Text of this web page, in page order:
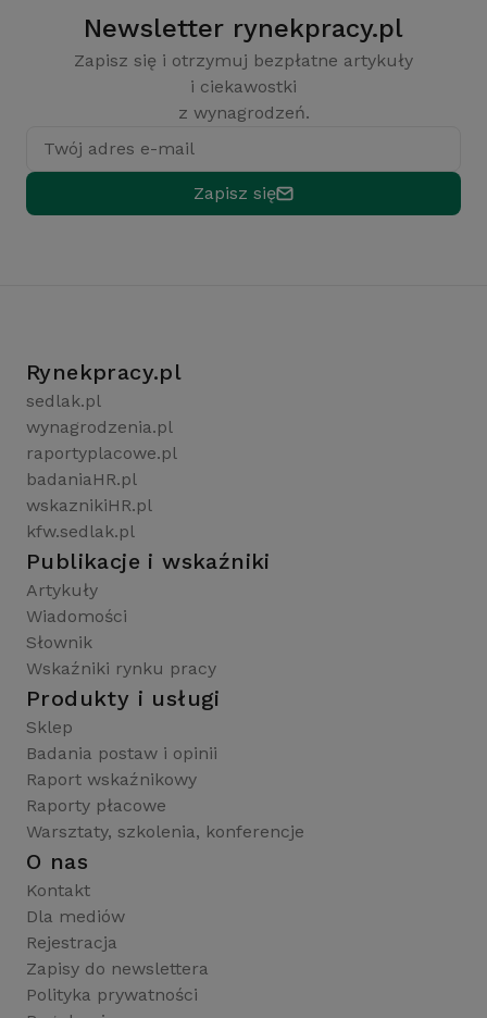
Newsletter rynekpracy.pl
Zapisz się i otrzymuj bezpłatne artykuły
i ciekawostki
z wynagrodzeń.
Twój adres e-mail
Zapisz się
Rynekpracy.pl
sedlak.pl
wynagrodzenia.pl
raportyplacowe.pl
badaniaHR.pl
wskaznikiHR.pl
kfw.sedlak.pl
Publikacje i wskaźniki
Artykuły
Wiadomości
Słownik
Wskaźniki rynku pracy
Produkty i usługi
Sklep
Badania postaw i opinii
Raport wskaźnikowy
Raporty płacowe
Warsztaty, szkolenia, konferencje
O nas
Kontakt
Dla mediów
Rejestracja
Zapisy do newslettera
Polityka prywatności